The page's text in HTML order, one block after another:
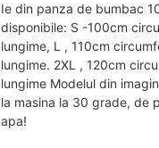
Ie din panza de bumbac
disponibile: S -100cm
lungime, L , 110cm
lungime. 2XL , 120cm
lungime Modelul din
la masina la 30 grade, de
apa!